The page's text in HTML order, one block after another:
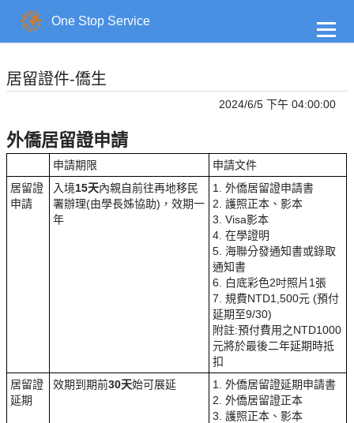
主
要
容
One Stop Service
居留證件-僑生
2024/6/5 下午 04:00:00
外僑居留證申請
申請期限
申請文件
居留證
申請
入境15天內親自前往再地移民
署辦理(由學長姊協助)，效期一
年
1. 外僑居留證申請書
2. 護照正本、影本
3. Visa影本
4. 在學證明
5. 海聯分發通知書或錄取
通知書
6. 白底彩色2吋照片1張
7. 規費NTD1,500元 (預付
延期至9/30)
附註:預付費用之NTD1000
元將於最後二年延期時抵
扣
居留證
延期
效期到期前30天始可展延
1. 外僑居留證延期申請書
2. 外僑居留證正本
3. 護照正本、影本